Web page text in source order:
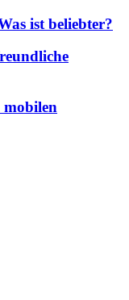
ist beliebter?
mobilen